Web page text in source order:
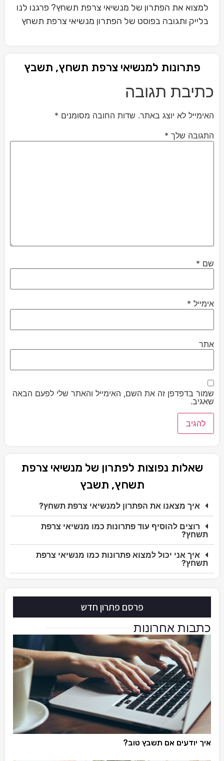
למצוא את הפתרון של מנשיאי צרפת תשחץ? פרגנו לנו
בלייק ותגובה בפוסט של הפתרון מנשיאי צרפת תשחץ
פתרונות למנשיאי צרפת תשחץ, תשבץ
כתיבת תגובה
האימייל לא יוצג באתר. שדות החובה מסומנים *
התגובה שלך *
שם *
אימייל *
אתר
שמור בדפדפן זה את השם, האימייל והאתר שלי לפעם הבאה
שאגיב.
שאלות נפוצות לפתרון של מנשיאי צרפת
תשחץ, תשבץ
איך מצאנו את הפתרון למנשיאי צרפת תשחץ?
רוצים להוסיף עוד פתרונות כמו מנשיאי צרפת
תשחץ?
איך אני יכול למצוא פתרונות כמו מנשיאי צרפת
תשחץ?
פרסם פתרון חדש
כתבות אחרונות
איך יודעים אם תשבץ טוב?